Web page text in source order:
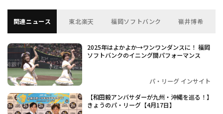
関連ニュース 東北楽天 福岡ソフトバンク 嶺井博希
2025年はよかよか→ワンワンダンスに！ 福岡
ソフトバンクのイニング間パフォーマンス
パ・リーグ インサイト
【和田毅アンバサダーが九州・沖縄を巡る！】
きょうのパ・リーグ【4月17日】